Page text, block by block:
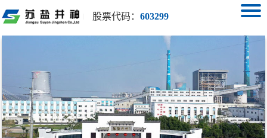
股票代码：603299